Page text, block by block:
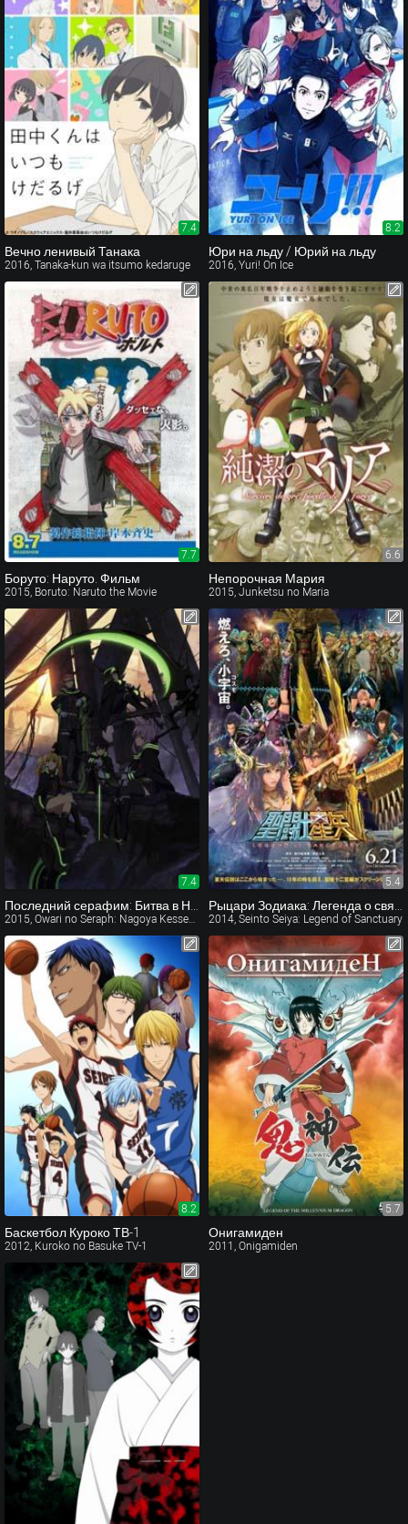
7.4
Вечно ленивый Танака
2016, Tanaka-kun wa itsumo kedaruge
8.2
Юри на льду / Юрий на льду
2016, Yuri! On Ice
7.7
Боруто: Наруто. Фильм
2015, Boruto: Naruto the Movie
6.6
Непорочная Мария
2015, Junketsu no Maria
7.4
Последний серафим: Битва в Нагое ТВ-2
2015, Owari no Seraph: Nagoya Kessen-hen TV-2
5.4
Рыцари Зодиака: Легенда о святилище
2014, Seinto Seiya: Legend of Sanctuary
8.2
Баскетбол Куроко ТВ-1
2012, Kuroko no Basuke TV-1
5.7
Онигамиден
2011, Onigamiden